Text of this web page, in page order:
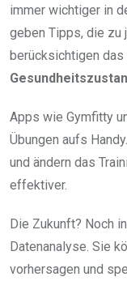
immer wichtiger in
geben Tipps, die zu
berücksichtigen
Apps wie Gymfitty
Übungen aufs
und ändern das
effektiver.
Die Zukunft? Noch
Datenanalyse. Sie
vorhersagen und